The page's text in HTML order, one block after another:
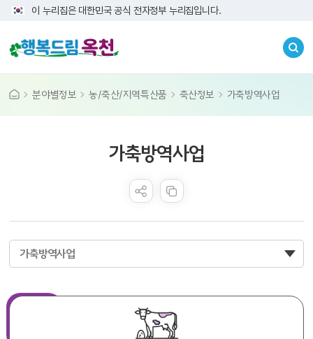
이 누리집은 대한민국 공식 전자정부 누리집입니다.
분야별정보 농/축산/지역특산품 축산정보 가축방역사업
가축방역사업
가축방역사업